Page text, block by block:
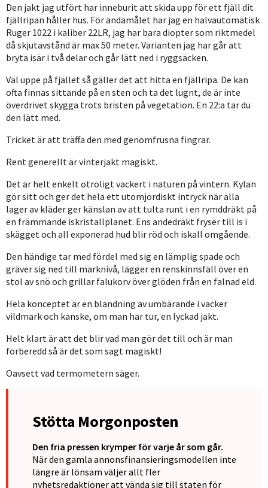
Den jakt jag utfört har inneburit att skida upp för ett fjäll dit
fjällripan håller hus. För ändamålet har jag en halvautomatisk
Ruger 1022 i kaliber 22LR, jag har bara diopter som riktmedel
då skjutavstånd är max 50 meter. Varianten jag har går att
bryta isär i två delar och går lätt ned i ryggsäcken.
Väl uppe på fjället så gäller det att hitta en fjällripa. De kan
ofta finnas sittande på en sten och ta det lugnt, de är inte
överdrivet skygga trots bristen på vegetation. En 22:a tar du
den lätt med.
Tricket är att träffa den med genomfrusna fingrar.
Rent generellt är vinterjakt magiskt.
Det är helt enkelt otroligt vackert i naturen på vintern. Kylan
gör sitt och ger det hela ett utomjordiskt intryck när alla
lager av kläder ger känslan av att tulta runt i en rymddräkt på
en främmande iskristallplanet. Ens andedräkt fryser till is i
skägget och all exponerad hud blir röd och iskall omgående.
Den händige tar med fördel med sig en lämplig spade och
gräver sig ned till marknivå, lägger en renskinnsfäll över en
stol av snö och grillar falukorv över glöden från en falnad eld.
Hela konceptet är en blandning av umbärande i vacker
vildmark och kanske, om man har tur, en lyckad jakt.
Helt klart är att det blir vad man gör det till och är man
förberedd så är det som sagt magiskt!
Oavsett vad termometern säger.
Stötta Morgonposten
Den fria pressen krymper för varje år som går.
När den gamla annonsfinansieringsmodellen inte
längre är lönsam väljer allt fler
nyhetsredaktioner att vända sig till staten för